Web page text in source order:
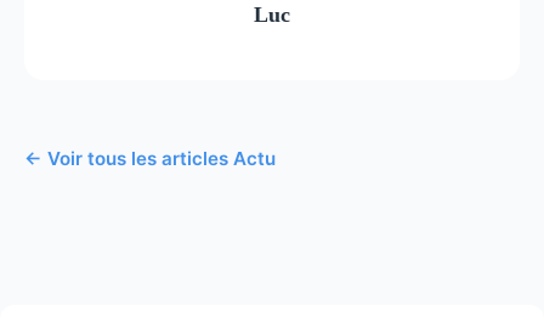
Luc
← Voir tous les articles Actu